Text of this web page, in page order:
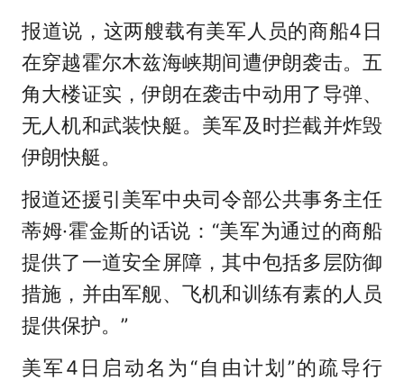
报道说，这两艘载有美军人员的商船4日
在穿越霍尔木兹海峡期间遭伊朗袭击。五
角大楼证实，伊朗在袭击中动用了导弹、
无人机和武装快艇。美军及时拦截并炸毁
伊朗快艇。
报道还援引美军中央司令部公共事务主任
蒂姆·霍金斯的话说：“美军为通过的商船
提供了一道安全屏障，其中包括多层防御
措施，并由军舰、飞机和训练有素的人员
提供保护。”
美军4日启动名为“自由计划”的疏导行